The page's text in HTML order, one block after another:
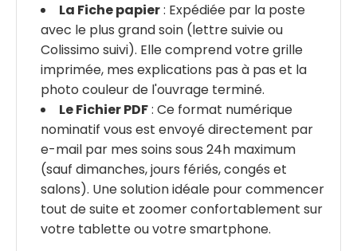
La Fiche papier: Expédiée par la poste
avec le plus grand soin (lettre suivie ou
Colissimo suivi). Elle comprend votre grille
imprimée, mes explications pas à pas et la
photo couleur de l'ouvrage terminé.
Le Fichier PDF: Ce format numérique
nominatif vous est envoyé directement par
e-mail par mes soins sous 24h maximum
(sauf dimanches, jours fériés, congés et
salons). Une solution idéale pour commencer
tout de suite et zoomer confortablement sur
votre tablette ou votre smartphone.